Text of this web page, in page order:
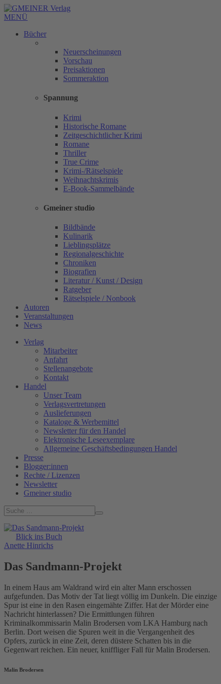
MENÜ
Bücher
Neuerscheinungen
Vorschau
Preisaktionen
Sommeraktion
Spannung
Krimi
Historische Romane
Zeitgeschichtlicher Krimi
Romane
Thriller
True Crime
Krimi-/Rätselspiele
Weihnachtskrimis
E-Book-Sammelbände
Gmeiner studio
Bildbände
Kulinarik
Lieblingsplätze
Regionalgeschichte
Chroniken
Biografien
Literatur / Kunst / Design
Ratgeber
Rätselspiele / Nonbook
Autoren
Veranstaltungen
News
Verlag
Mitarbeiter
Anfahrt
Stellenangebote
Kontakt
Handel
Unser Team
Verlagsvertretungen
Auslieferungen
Kataloge & Werbemittel
Newsletter für den Handel
Elektronische Leseexemplare
Allgemeine Geschäftsbedingungen Handel
Presse
Blogger:innen
Rechte / Lizenzen
Newsletter
Gmeiner studio
Blick ins Buch
Anette Hinrichs
Das Sandmann-Projekt
In einem Haus am Waldrand wird ein alter Mann erschossen
aufgefunden. Das Motiv der Tat liegt völlig im Dunkeln. Die einzige
Spur ist eine in den Rasen eingemähte Ziffer. Hat der Mörder eine
Nachricht hinterlassen? Die Ermittlungen führen
Kriminalkommissarin Malin Brodersen vom LKA Hamburg nach
Berlin. Dort weisen die Spuren weit in die Vergangenheit des
Opfers, zurück in eine Zeit, deren düstere Schatten bis in die
Gegenwart reichen. Ein neuer, kniffliger Fall für Malin Brodersen.
Malin Brodersen